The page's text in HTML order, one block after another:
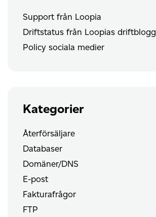
Support från Loopia
Driftstatus från Loopias driftblogg
Policy sociala medier
Kategorier
Återförsäljare
Databaser
Domäner/DNS
E-post
Fakturafrågor
FTP